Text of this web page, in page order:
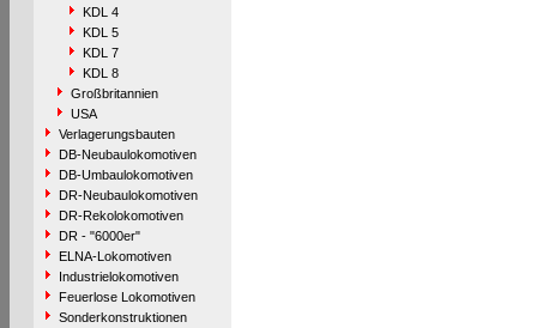
KDL 4
KDL 5
KDL 7
KDL 8
Großbritannien
USA
Verlagerungsbauten
DB-Neubaulokomotiven
DB-Umbaulokomotiven
DR-Neubaulokomotiven
DR-Rekolokomotiven
DR - "6000er"
ELNA-Lokomotiven
Industrielokomotiven
Feuerlose Lokomotiven
Sonderkonstruktionen